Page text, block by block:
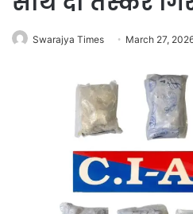
Swarajya Times March 27,